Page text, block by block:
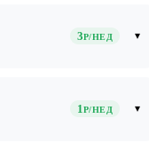
3Р/НЕД ▾
1Р/НЕД ▾